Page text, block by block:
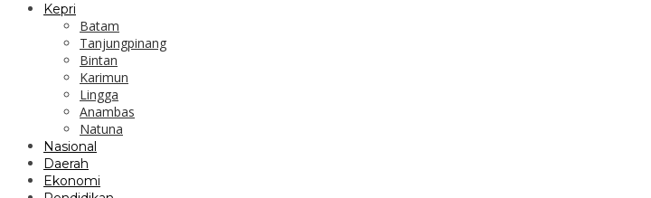
Kepri
Batam
Tanjungpinang
Bintan
Karimun
Lingga
Anambas
Natuna
Nasional
Daerah
Ekonomi